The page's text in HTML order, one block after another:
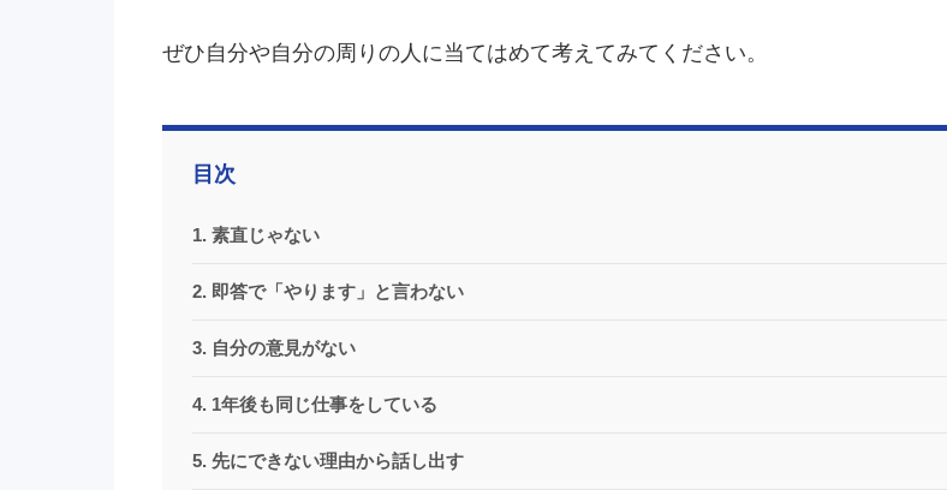
ぜひ自分や自分の周りの人に当てはめて考えてみてください。
目次
1. 素直じゃない
2. 即答で「やります」と言わない
3. 自分の意見がない
4. 1年後も同じ仕事をしている
5. 先にできない理由から話し出す